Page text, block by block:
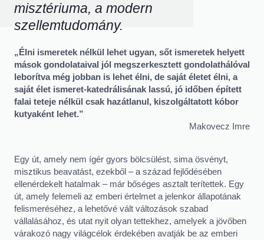
misztériuma, a modern
szellemtudomány.
„Élni ismeretek nélkül lehet ugyan, sőt ismeretek helyett
mások gondolataival jól megszerkesztett gondolathálóval
leborítva még jobban is lehet élni, de saját életet élni, a
saját élet ismeret-katedrálisának lassú, jó időben épített
falai teteje nélkül csak hazátlanul, kiszolgáltatott kóbor
kutyaként lehet.”
Makovecz Imre
Egy út, amely nem ígér gyors bölcsülést, sima ösvényt,
misztikus beavatást, ezekből – a század fejlődésében
ellenérdekelt hatalmak – már bőséges asztalt terítettek. Egy
út, amely felemeli az emberi értelmet a jelenkor állapotának
felismeréséhez, a lehetővé vált változások szabad
vállalásához, és utat nyit olyan tettekhez, amelyek a jövőben
várakozó nagy világcélok érdekében avatják be az emberi